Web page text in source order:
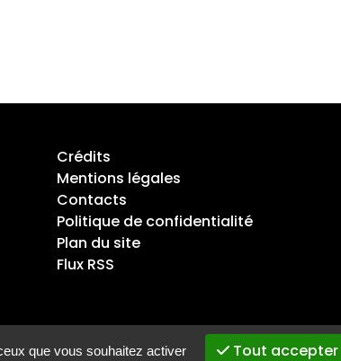
que vous souhaitez activer Tout accepter
Crédits
Mentions légales
Contacts
Politique de confidentialité
Plan du site
Flux RSS